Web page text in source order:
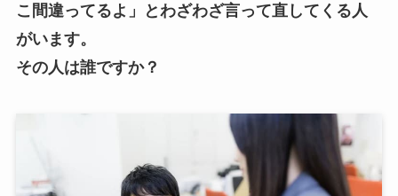
こ間違ってるよ」とわざわざ言って直してくる人
がいます。
その人は誰ですか？